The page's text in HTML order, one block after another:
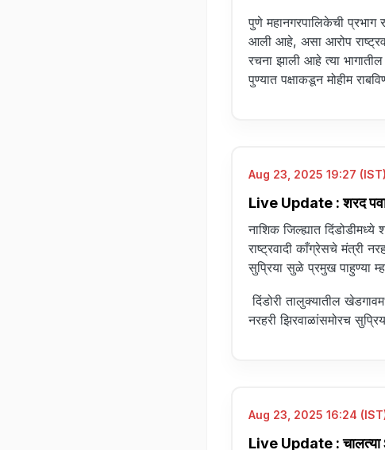
पुणे महानगरपालिकेची प्रभाग
आली आहे, असा आरोप
रचना झाली आहे त्या भागातील
पुण्यात पक्षाकडून मोहीम
Aug 23, 2025 19:27 (IST)
Live Update : शरद पवार
नाशिक जिल्ह्यात दिंडोडीमध्ये
राष्ट्रवादी काँग्रेसचे मंत्री
सुप्रिया सुळे प्रमुख पाहुण्या
दिंडोरी तालुक्यातील
नरहरी झिरवाळांसमोरच
Aug 23, 2025 16:24
Live Update : चालत्या